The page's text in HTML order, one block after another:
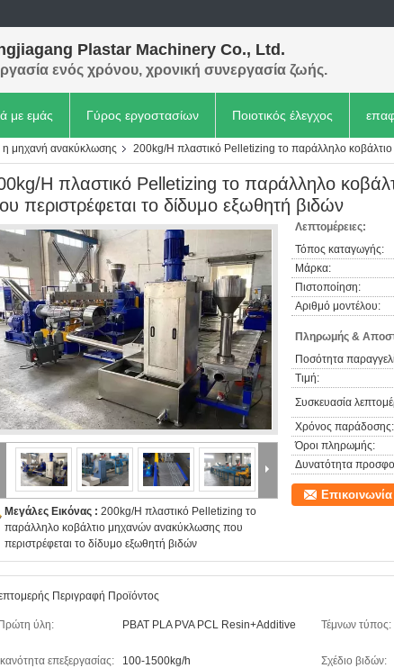
Plastar Machinery Co., Ltd.
ενός χρόνου, χρονική συνεργασία ζωής.
με εμάς Γύρος εργοστασίων Ποιοτικός έλεγχος
μηχανή ανακύκλωσης
200kg/H πλαστικό Pelletizing το παράλληλο
H πλαστικό Pelletizing το παράλληλο
περιστρέφεται το δίδυμο εξωθητή βιδών
Μεγάλες Εικόνας : 200kg/H πλαστικό Pelletizing το
παράλληλο κοβάλτιο μηχανών ανακύκλωσης που
περιστρέφεται το δίδυμο εξωθητή βιδών
Λεπτομέρειες:
Τόπος καταγωγής:
Μάρκα:
Πιστοποίηση:
Αριθμό μοντέλου:
Πληρωμής &
Ποσότητα
Τιμή:
Συσκευασία
Χρόνος παράδοσης:
Όροι πληρωμής:
Δυνατότητα
Επικοινωνία
Περιγραφή Προϊόντος
Πρώτη ύλη: PBAT PLA PVA PCL Resin+Additive Τέμνων τύπος:
Ικανότητα επεξεργασίας: 100-1500kg/h Σχέδιο βιδών: